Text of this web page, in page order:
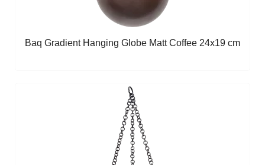
Baq Gradient Hanging Globe Matt Coffee 24x19 cm